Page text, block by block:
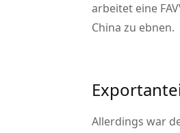
arbeitet eine
China zu ebnen.
Allerdings war